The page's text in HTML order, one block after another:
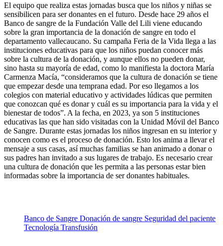
El equipo que realiza estas jornadas busca que los niños y niñas se
sensibilicen para ser donantes en el futuro. Desde hace 29 años el
Banco de sangre de la Fundación Valle del Lili viene educando
sobre la gran importancia de la donación de sangre en todo el
departamento vallecaucano. Su campaña Feria de la Vida llega a las
instituciones educativas para que los niños puedan conocer más
sobre la cultura de la donación, y aunque ellos no pueden donar,
sino hasta su mayoría de edad, como lo manifiesta la doctora María
Carmenza Macía, “consideramos que la cultura de donación se tiene
que empezar desde una temprana edad. Por eso llegamos a los
colegios con material educativo y actividades lúdicas que permiten
que conozcan qué es donar y cuál es su importancia para la vida y el
bienestar de todos”. A la fecha, en 2023, ya son 5 instituciones
educativas las que han sido visitadas con la Unidad Móvil del Banco
de Sangre. Durante estas jornadas los niños ingresan en su interior y
conocen como es el proceso de donación. Esto los anima a llevar el
mensaje a sus casas, así muchas familias se han animado a donar o
sus padres han invitado a sus lugares de trabajo. Es necesario crear
una cultura de donación que les permita a las personas estar bien
informadas sobre la importancia de ser donantes habituales.
Banco de Sangre Donación de sangre Seguridad del paciente
Tecnología Transfusión